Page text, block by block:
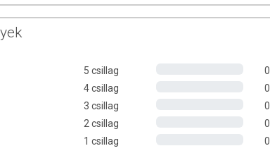
májkárosodások kezelése, a máj méregtelenítése
60db „1” méretű keményzselatin kapszula. A termék
és linolénsav, beleértve a nélkülözhetetlen gamma-
5 csillag
0
4 csillag
0
3 csillag
0
2 csillag
0
1 csillag
0